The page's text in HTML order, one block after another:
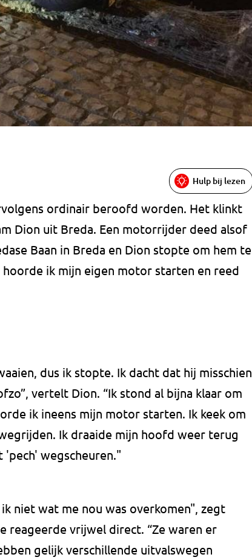
Hulp bij lezen
ordinair beroofd worden. Het klinkt
Dion uit Breda. Een motorrijder deed alsof
Baan in Breda en Dion stopte om hem te
hoorde ik mijn eigen motor starten en reed
dus ik stopte. Ik dacht dat hij misschien
vertelt Dion. “Ik stond al bijna klaar om
ik ineens mijn motor starten. Ik keek om
Ik draaide mijn hoofd weer terug
wegscheuren."
niet wat me nou was overkomen", zegt
reageerde vrijwel direct. “Ze waren er
gelijk verschillende uitvalswegen